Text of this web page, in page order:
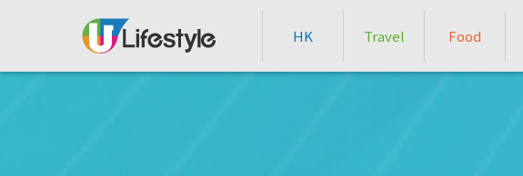
HK Travel Food